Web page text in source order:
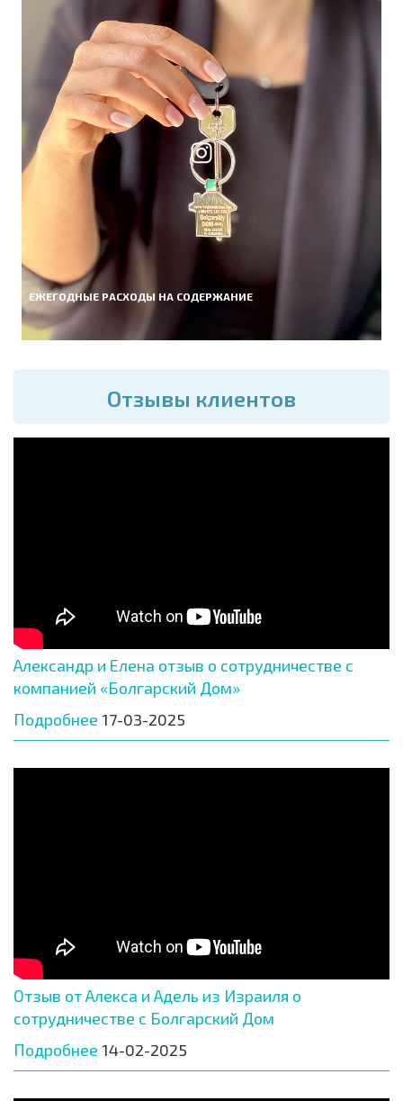
ЕЖЕГОДНЫЕ РАСХОДЫ НА СОДЕРЖАНИЕ
Отзывы клиентов
Александр и Елена отзыв о сотрудничестве с
компанией «Болгарский Дом»
Подробнее 17-03-2025
Отзыв от Алекса и Адель из Израиля о
сотрудничестве с Болгарский Дом
Подробнее 14-02-2025